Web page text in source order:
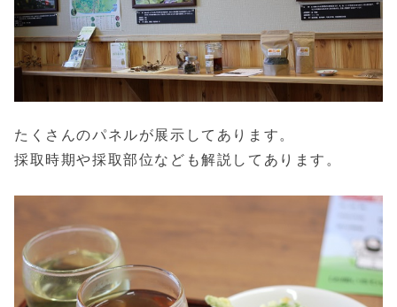
たくさんのパネルが展示してあります。
採取時期や採取部位なども解説してあります。